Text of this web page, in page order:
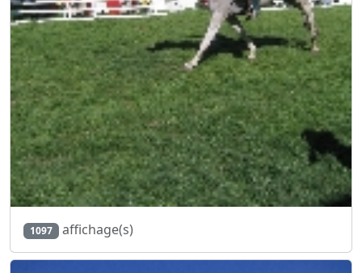
1097 affichage(s)